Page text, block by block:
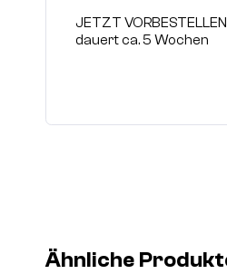
JETZT
dauert ca. 5 Wochen
Ähnliche